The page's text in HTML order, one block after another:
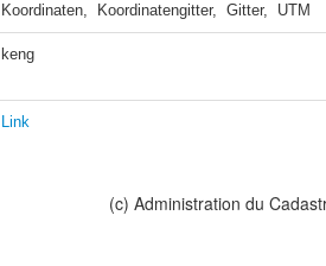
Koordinaten,  Koordinatengitter,  Gitter,  UTM
keng
Link
(c) Administration du